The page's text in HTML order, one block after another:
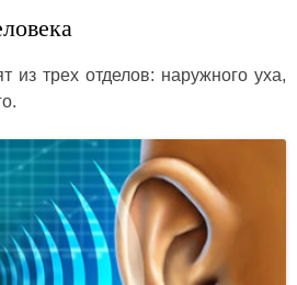
из трех отделов: наружного уха,